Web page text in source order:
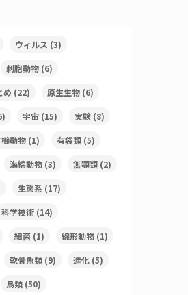
ウィルス (3)
刺胞動物 (6)
め (22) 原生生物 (6)
宇宙 (15) 実験 (8)
櫛動物 (1) 有袋類 (5)
海綿動物 (3) 無顎類 (2)
生態系 (17)
科学技術 (14)
細菌 (1) 線形動物 (1)
軟骨魚類 (9) 進化 (5)
鳥類 (50)